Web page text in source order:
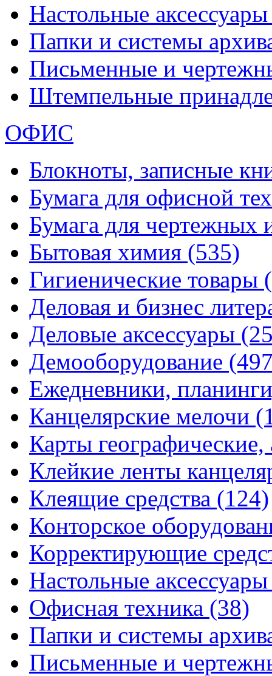
Настольные
Папки и системы
Письменные и
Штемпельные
ОФИС
Блокноты, записные
Бумага для офисной
Бумага для чертежных
Бытовая химия (535)
Гигиенические товары
Деловая и бизнес
Деловые аксессуары
Демооборудование
Ежедневники,
Канцелярские мелочи
Карты
Клейкие ленты
Клеящие средства (124)
Конторское
Корректирующие
Настольные
Офисная техника (38)
Папки и системы
Письменные и